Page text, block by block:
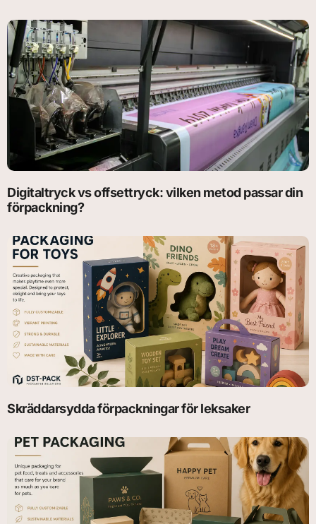
Digitaltryck vs offsettryck: vilken metod passar din
förpackning?
Skräddarsydda förpackningar för leksaker